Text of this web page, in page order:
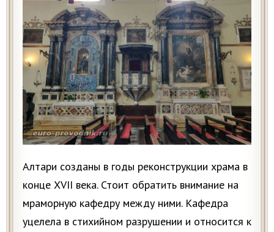
Алтари созданы в годы реконструкции храма в
конце XVII века. Стоит обратить внимание на
мраморную кафедру между ними. Кафедра
уцелела в стихийном разрушении и относится к